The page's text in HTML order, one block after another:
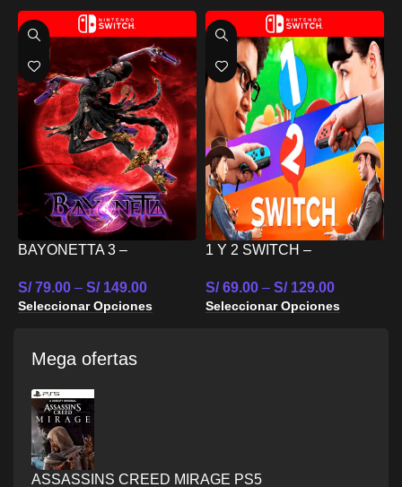
BAYONETTA 3 –
S/79.00 – S/149.00
Seleccionar Opciones
1 Y 2 SWITCH –
S/69.00 – S/129.00
Seleccionar Opciones
Mega ofertas
ASSASSINS CREED MIRAGE PS5